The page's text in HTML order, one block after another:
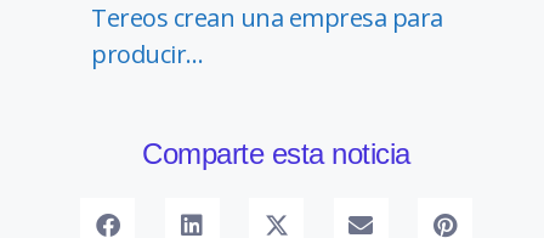
Tereos crean una empresa para
producir…
Comparte esta noticia